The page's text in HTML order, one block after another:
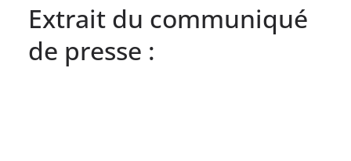
Extrait du communiqué
de presse :